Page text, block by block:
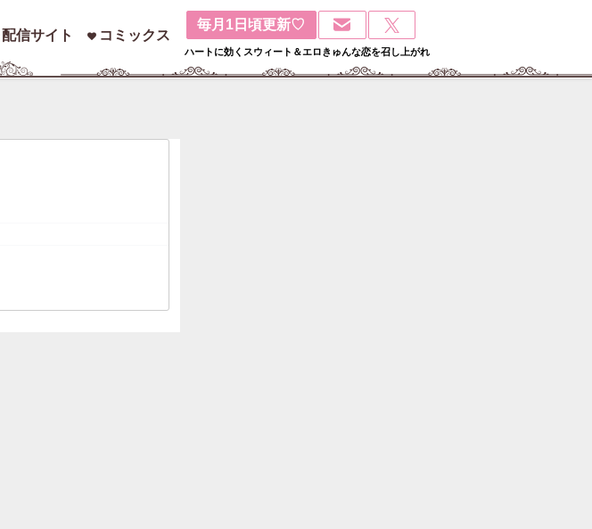
配信サイト コミックス
毎月1日頃更新♡
ハートに効くスウィート＆エロきゅんな恋を召し上がれ